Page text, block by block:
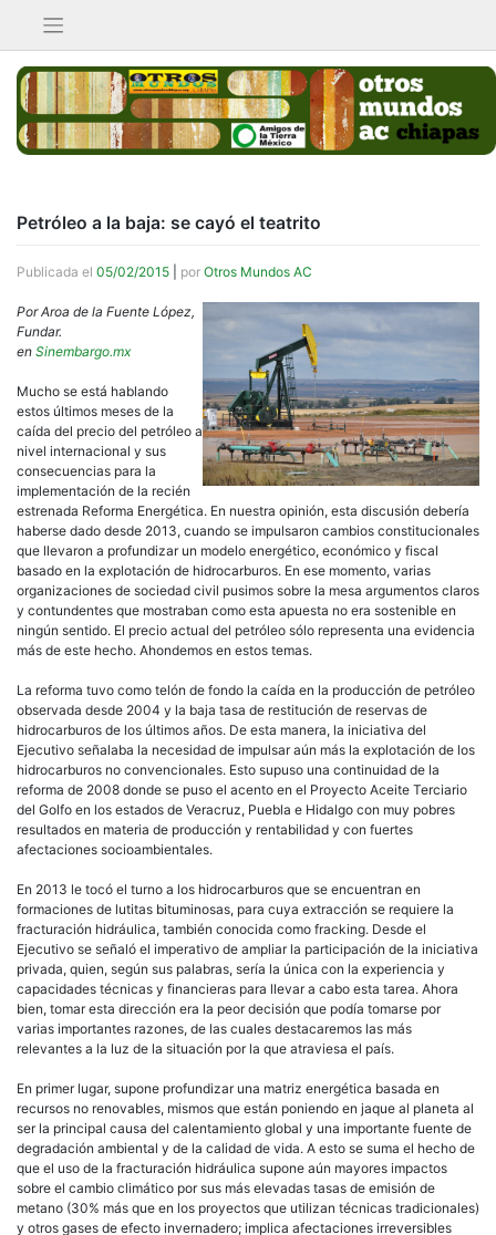
contenido
Petróleo a la baja: se cayó el teatrito
Publicada el 05/02/2015 por Otros Mundos AC
Por Aroa de la Fuente López,
Fundar.
en Sinembargo.mx
Mucho se está hablando
estos últimos meses de la
caída del precio del petróleo a
nivel internacional y sus
consecuencias para la
implementación de la recién
estrenada Reforma Energética. En nuestra opinión, esta discusión debería
haberse dado desde 2013, cuando se impulsaron cambios constitucionales
que llevaron a profundizar un modelo energético, económico y fiscal
basado en la explotación de hidrocarburos. En ese momento, varias
organizaciones de sociedad civil pusimos sobre la mesa argumentos claros
y contundentes que mostraban como esta apuesta no era sostenible en
ningún sentido. El precio actual del petróleo sólo representa una evidencia
más de este hecho. Ahondemos en estos temas.
La reforma tuvo como telón de fondo la caída en la producción de petróleo
observada desde 2004 y la baja tasa de restitución de reservas de
hidrocarburos de los últimos años. De esta manera, la iniciativa del
Ejecutivo señalaba la necesidad de impulsar aún más la explotación de los
hidrocarburos no convencionales. Esto supuso una continuidad de la
reforma de 2008 donde se puso el acento en el Proyecto Aceite Terciario
del Golfo en los estados de Veracruz, Puebla e Hidalgo con muy pobres
resultados en materia de producción y rentabilidad y con fuertes
afectaciones socioambientales.
En 2013 le tocó el turno a los hidrocarburos que se encuentran en
formaciones de lutitas bituminosas, para cuya extracción se requiere la
fracturación hidráulica, también conocida como fracking. Desde el
Ejecutivo se señaló el imperativo de ampliar la participación de la iniciativa
privada, quien, según sus palabras, sería la única con la experiencia y
capacidades técnicas y financieras para llevar a cabo esta tarea. Ahora
bien, tomar esta dirección era la peor decisión que podía tomarse por
varias importantes razones, de las cuales destacaremos las más
relevantes a la luz de la situación por la que atraviesa el país.
En primer lugar, supone profundizar una matriz energética basada en
recursos no renovables, mismos que están poniendo en jaque al planeta al
ser la principal causa del calentamiento global y una importante fuente de
degradación ambiental y de la calidad de vida. A esto se suma el hecho de
que el uso de la fracturación hidráulica supone aún mayores impactos
sobre el cambio climático por sus más elevadas tasas de emisión de
metano (30% más que en los proyectos que utilizan técnicas tradicionales)
y otros gases de efecto invernadero; implica afectaciones irreversibles